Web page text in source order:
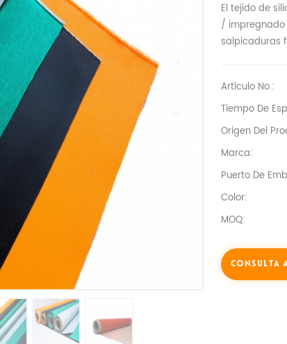
El tejido de
/ impregnado
salpicaduras
Artículo No.:
Tiempo De
Origen Del
Marca:
Puerto De
Color:
MOQ:
Consulta